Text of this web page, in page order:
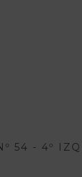
54 - 4º